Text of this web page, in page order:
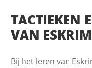
TACTIEKEN
VAN
Bij het leren van